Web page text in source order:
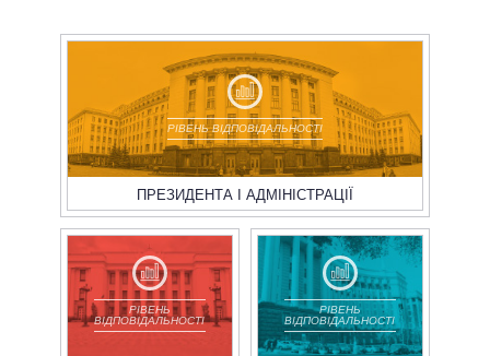
РІВЕНЬ ВІДПОВІДАЛЬНОСТІ
ПРЕЗИДЕНТА І АДМІНІСТРАЦІЇ
РІВЕНЬ
ВІДПОВІДАЛЬНОСТІ
РІВЕНЬ
ВІДПОВІДАЛЬНОСТІ